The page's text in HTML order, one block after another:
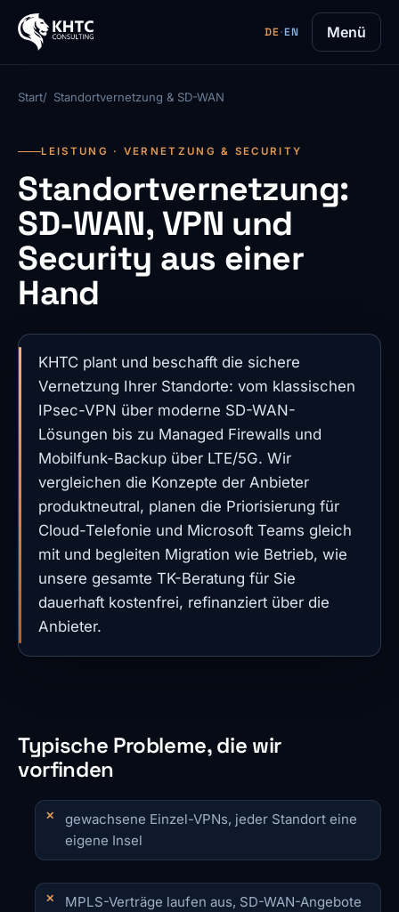
Menü
DE·EN
Start Standortvernetzung & SD-WAN
LEISTUNG · VERNETZUNG & SECURITY
Standortvernetzung:
SD-WAN, VPN und
Security aus einer
Hand
KHTC plant und beschafft die sichere
Vernetzung Ihrer Standorte: vom klassischen
IPsec-VPN über moderne SD-WAN-
Lösungen bis zu Managed Firewalls und
Mobilfunk-Backup über LTE/5G. Wir
vergleichen die Konzepte der Anbieter
produktneutral, planen die Priorisierung für
Cloud-Telefonie und Microsoft Teams gleich
mit und begleiten Migration wie Betrieb, wie
unsere gesamte TK-Beratung für Sie
dauerhaft kostenfrei, refinanziert über die
Anbieter.
Typische Probleme, die wir
vorfinden
gewachsene Einzel-VPNs, jeder Standort eine
eigene Insel
MPLS-Verträge laufen aus, SD-WAN-Angebote